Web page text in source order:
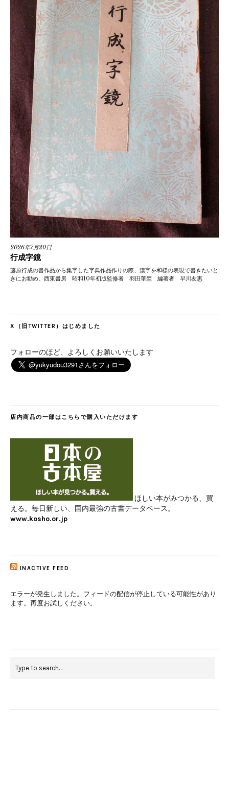
2026年7月20日
行成字鏡
藤原行成の書作品から集字した字典作品作りの際、漢字を和様の表現で書きたいと
きにお勧め。西東書房 昭和10年初版監修者 羽田華埜 編著者 早川友惠
X（旧TWITTER）はじめました
フォローのほど、よろしくお願いいたします
店内商品の一部はこちらで購入いただけます
ほしい本がみつかる、買
える。毎日新しい、国内最強の古書データベース。
www.kosho.or.jp
INACTIVE FEED
エラーが発生しました。フィードの配信が停止している可能性があり
ます。再度お試しください。